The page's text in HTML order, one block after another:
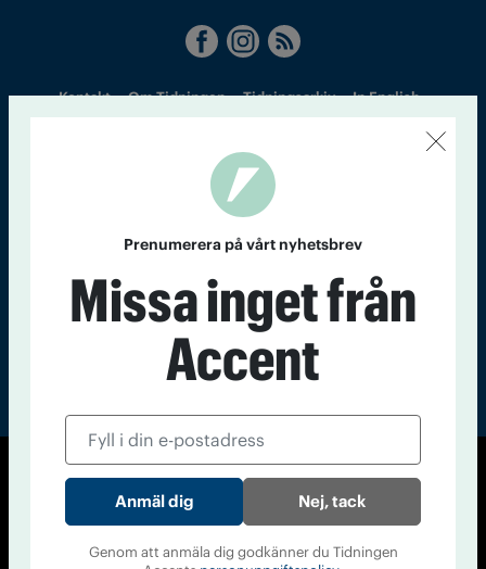
Kontakt Om Tidningen Tidningsarkiv In English
Accent
Cookiepolicy
Personuppgiftspolicy
Prenumerera på vårt nyhetsbrev
Missa inget från
Accent
Nej, tack
Genom att anmäla dig godkänner du Tidningen